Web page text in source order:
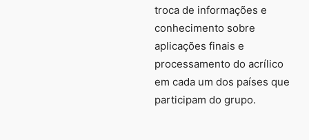
troca de informações e
conhecimento sobre
aplicações finais e
processamento do acrílico
em cada um dos países que
participam do grupo.